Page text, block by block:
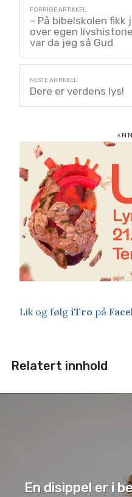
– På bibelskolen
over egen
var da jeg så Gud
Dere er verdens lys!
Lik og følg iTro på
Relatert innhold
En disippel er i